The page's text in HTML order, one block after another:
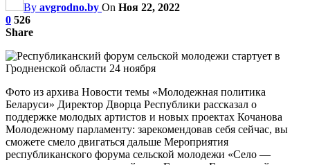
By avgrodno.by On Ноя 22, 2022
0 526
Share
Фото из архива Новости темы «Молодежная политика
Беларуси» Директор Дворца Республики рассказал о
поддержке молодых артистов и новых проектах Кочанова
Молодежному парламенту: зарекомендовав себя сейчас, вы
сможете смело двигаться дальше Мероприятия
республиканского форума сельской молодежи «Село —